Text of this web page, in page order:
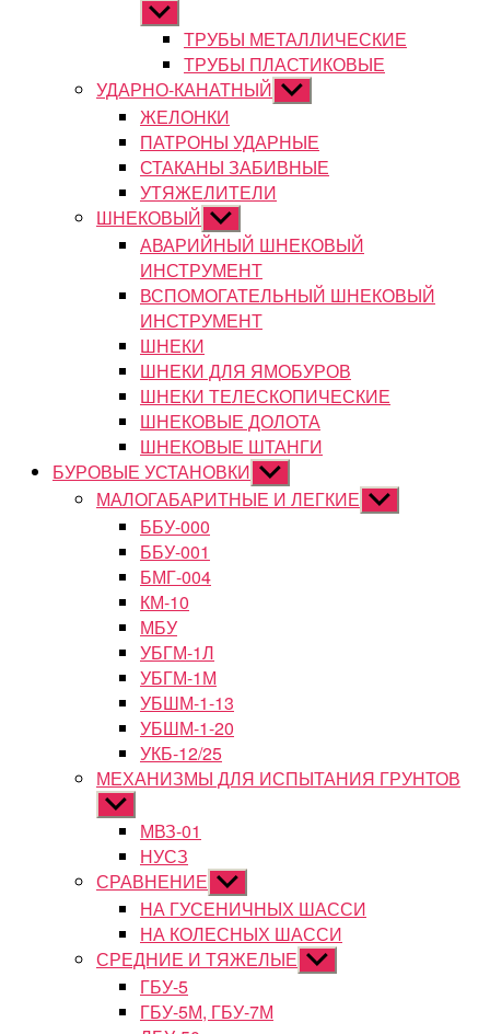
Показывать
подменюТРУБЫ МЕТАЛЛИЧЕСКИЕ
ТРУБЫ ПЛАСТИКОВЫЕ
УДАРНО-КАНАТНЫЙ Показывать
подменю
ЖЕЛОНКИ
ПАТРОНЫ УДАРНЫЕ
СТАКАНЫ ЗАБИВНЫЕ
УТЯЖЕЛИТЕЛИ
ШНЕКОВЫЙ Показывать
подменю
АВАРИЙНЫЙ ШНЕКОВЫЙ
ИНСТРУМЕНТ
ВСПОМОГАТЕЛЬНЫЙ ШНЕКОВЫЙ
ИНСТРУМЕНТ
ШНЕКИ
ШНЕКИ ДЛЯ ЯМОБУРОВ
ШНЕКИ ТЕЛЕСКОПИЧЕСКИЕ
ШНЕКОВЫЕ ДОЛОТА
ШНЕКОВЫЕ ШТАНГИ
БУРОВЫЕ УСТАНОВКИ Показывать
подменю
МАЛОГАБАРИТНЫЕ И ЛЕГКИЕ Показывать
подменю
ББУ-000
ББУ-001
БМГ-004
КМ-10
МБУ
УБГМ-1Л
УБГМ-1М
УБШМ-1-13
УБШМ-1-20
УКБ-12/25
МЕХАНИЗМЫ ДЛЯ ИСПЫТАНИЯ ГРУНТОВ
Показывать
подменюМВЗ-01
НУСЗ
СРАВНЕНИЕ Показывать
подменю
НА ГУСЕНИЧНЫХ ШАССИ
НА КОЛЕСНЫХ ШАССИ
СРЕДНИЕ И ТЯЖЕЛЫЕ Показывать
подменю
ГБУ-5
ГБУ-5М, ГБУ-7М